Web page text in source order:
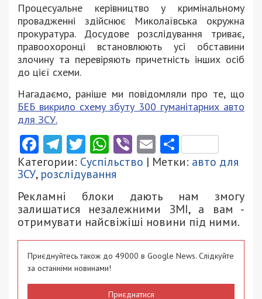
Процесуальне керівництво у кримінальному
провадженні здійснює Миколаївська окружна
прокуратура. Досудове розслідування триває,
правоохоронці встановлюють усі обставини
злочину та перевіряють причетність інших осіб
до цієї схеми.
Нагадаємо, раніше ми повідомляли про те, що
БЕБ викрило схему збуту 300 гуманітарних авто
для ЗСУ.
Facebook
Telegram
Twitter
WhatsApp
ViberEmail
Категории: Суспільство | Метки: авто для
ЗСУ, розслідування
Рекламні блоки дають нам змогу
залишатися незалежними ЗМІ, а вам -
отримувати найсвіжіші новини під ними.
Приєднуйтесь також до 49000 в Google News. Слідкуйте
за останніми новинами!
Приєднатися